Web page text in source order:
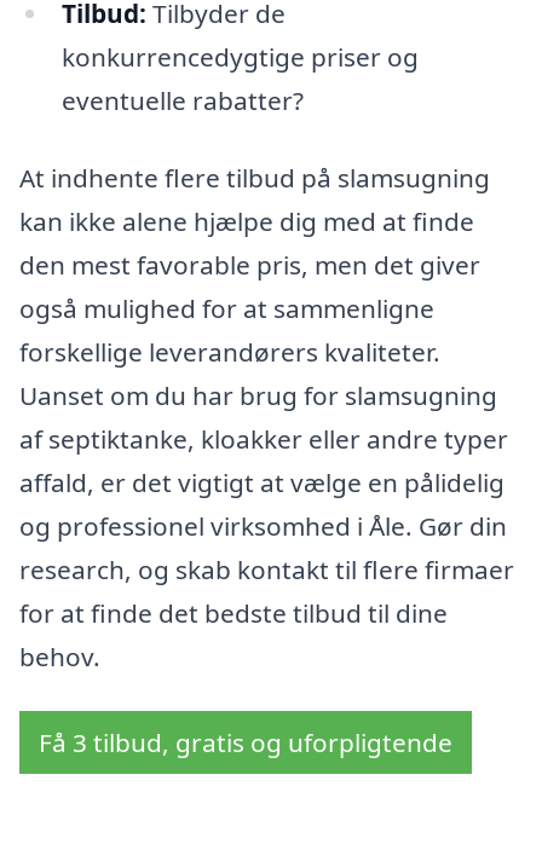
Tilbud: Tilbyder de
konkurrencedygtige priser og
eventuelle rabatter?
At indhente flere tilbud på slamsugning
kan ikke alene hjælpe dig med at finde
den mest favorable pris, men det giver
også mulighed for at sammenligne
forskellige leverandørers kvaliteter.
Uanset om du har brug for slamsugning
af septiktanke, kloakker eller andre typer
affald, er det vigtigt at vælge en pålidelig
og professionel virksomhed i Åle. Gør din
research, og skab kontakt til flere firmaer
for at finde det bedste tilbud til dine
behov.
Få 3 tilbud, gratis og uforpligtende